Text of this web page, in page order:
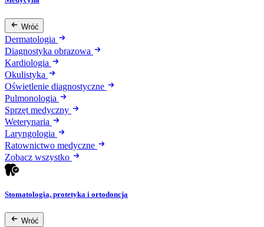
Wróć
Dermatologia
Diagnostyka obrazowa
Kardiologia
Okulistyka
Oświetlenie diagnostyczne
Pulmonologia
Sprzęt medyczny
Weterynaria
Laryngologia
Ratownictwo medyczne
Zobacz wszystko
Stomatologia, protetyka i ortodoncja
Wróć